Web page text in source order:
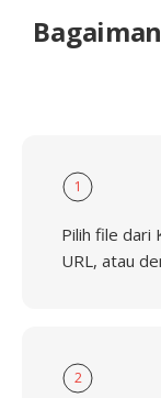
1
Pilih file dari
URL, atau
2